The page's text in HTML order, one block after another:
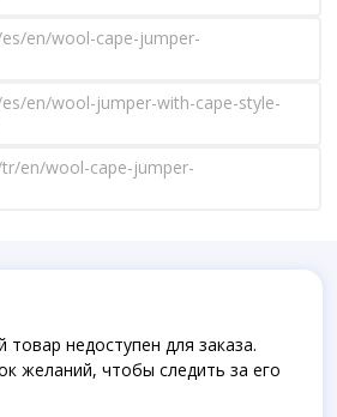
en/wool-cape-jumper-
en/wool-jumper-with-cape-style-
en/wool-cape-jumper-
недоступен для заказа.
желаний, чтобы следить за его